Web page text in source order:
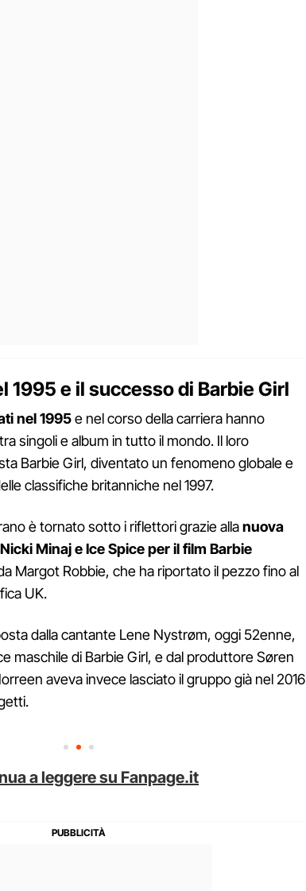
1995 e il successo di Barbie Girl
nel 1995e nel corso della carriera hanno
singoli e album in tutto il mondo. Il loro
Barbie Girl, diventato un fenomeno globale e
classifiche britanniche nel 1997.
è tornato sotto i riflettori grazie allanuova
Minaj e Ice Spice per il film Barbie
Margot Robbie, che ha riportato il pezzo fino al
UK.
dalla cantante Lene Nystrøm, oggi 52enne,
maschile di Barbie Girl, e dal produttore Søren
aveva invece lasciato il gruppo già nel 2016
a leggere su Fanpage.it